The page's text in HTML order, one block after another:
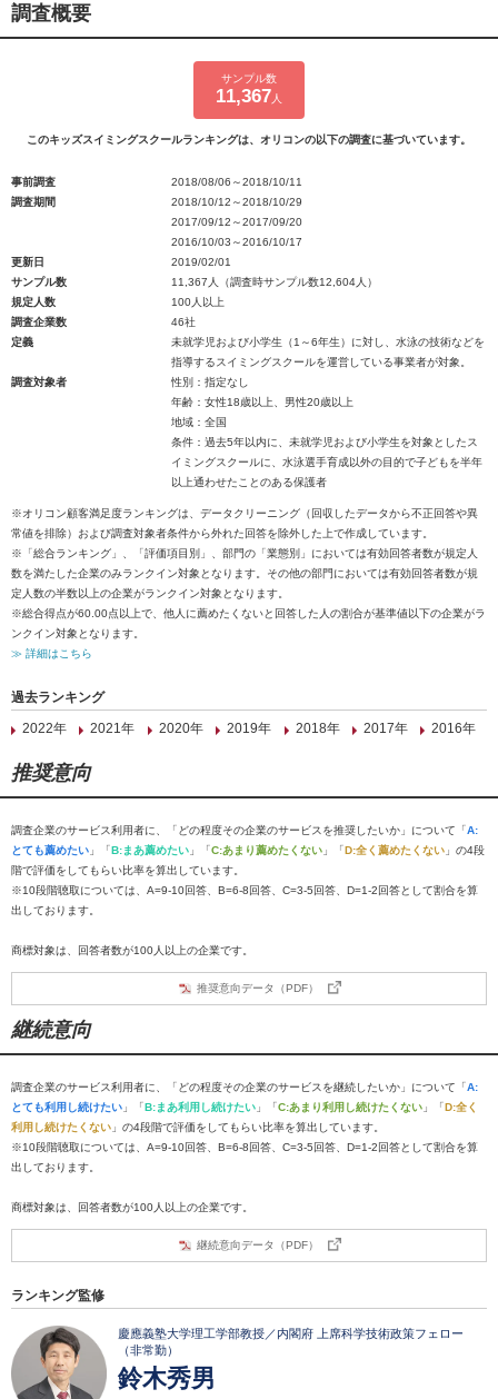
調査概要
サンプル数
11,367 人
このキッズスイミングスクールランキングは、オリコンの以下の調査に基づいています。
事前調査
2018/08/06～2018/10/11
調査期間
2018/10/12～2018/10/29
2017/09/12～2017/09/20
2016/10/03～2016/10/17
更新日
2019/02/01
サンプル数
11,367人（調査時サンプル数12,604人）
規定人数
100人以上
調査企業数
46社
定義
未就学児および小学生（1～6年生）に対し、水泳の技術などを
指導するスイミングスクールを運営している事業者が対象。
調査対象者
性別：指定なし
年齢：女性18歳以上、男性20歳以上
地域：全国
条件：過去5年以内に、未就学児および小学生を対象としたス
イミングスクールに、水泳選手育成以外の目的で子どもを半年
以上通わせたことのある保護者
※オリコン顧客満足度ランキングは、データクリーニング（回収したデータから不正回答や異
常値を排除）および調査対象者条件から外れた回答を除外した上で作成しています。
※「総合ランキング」、「評価項目別」、部門の「業態別」においては有効回答者数が規定人
数を満たした企業のみランクイン対象となります。その他の部門においては有効回答者数が規
定人数の半数以上の企業がランクイン対象となります。
※総合得点が60.00点以上で、他人に薦めたくないと回答した人の割合が基準値以下の企業がラ
ンクイン対象となります。
≫ 詳細はこちら
過去ランキング
2022年
2021年 2020年 2019年 2018年 2017年 2016年
推奨意向
調査企業のサービス利用者に、「どの程度その企業のサービスを推奨したいか」について「A:
とても薦めたい 」「B:まあ薦めたい 」「C:あまり薦めたくない 」「D:全く薦めたくない 」の4段
階で評価をしてもらい比率を算出しています。
※10段階聴取については、A=9-10回答、B=6-8回答、C=3-5回答、D=1-2回答として割合を算
出しております。
商標対象は、回答者数が100人以上の企業です。
推奨意向データ（PDF）
継続意向
調査企業のサービス利用者に、「どの程度その企業のサービスを継続したいか」について「A:
とても利用し続けたい 」「B:まあ利用し続けたい 」「C:あまり利用し続けたくない 」「D:全く
利用し続けたくない 」の4段階で評価をしてもらい比率を算出しています。
※10段階聴取については、A=9-10回答、B=6-8回答、C=3-5回答、D=1-2回答として割合を算
出しております。
商標対象は、回答者数が100人以上の企業です。
継続意向データ（PDF）
ランキング監修
慶應義塾大学理工学部教授／内閣府 上席科学技術政策フェロー
（非常勤）
鈴木秀男